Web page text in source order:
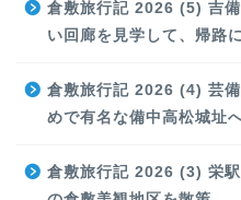
倉敷旅行記 2026 (5) 吉
い回廊を見学して、帰路
倉敷旅行記 2026 (4) 芸
めで有名な備中高松城址
倉敷旅行記 2026 (3) 栄